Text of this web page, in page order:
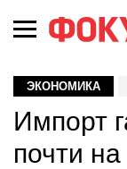
ЭКОНОМИКА
Импорт
почти